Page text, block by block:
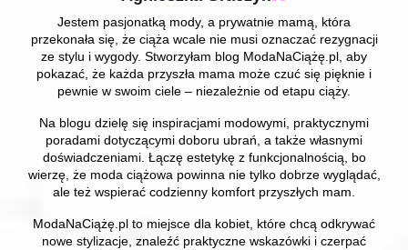
Jestem pasjonatką mody, a prywatnie mamą, która
przekonała się, że ciąża wcale nie musi oznaczać rezygnacji
ze stylu i wygody. Stworzyłam blog ModaNaCiążę.pl, aby
pokazać, że każda przyszła mama może czuć się pięknie i
pewnie w swoim ciele – niezależnie od etapu ciąży.
Na blogu dzielę się inspiracjami modowymi, praktycznymi
poradami dotyczącymi doboru ubrań, a także własnymi
doświadczeniami. Łączę estetykę z funkcjonalnością, bo
wierzę, że moda ciążowa powinna nie tylko dobrze wyglądać,
ale też wspierać codzienny komfort przyszłych mam.
ModaNaCiążę.pl to miejsce dla kobiet, które chcą odkrywać
nowe stylizacje, znaleźć praktyczne wskazówki i czerpać